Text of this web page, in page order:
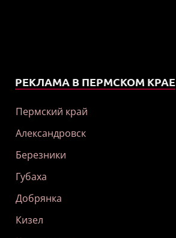
РЕКЛАМА В ПЕРМСКОМ КРАЕ
Пермский край
Александровск
Березники
Губаха
Добрянка
Кизел